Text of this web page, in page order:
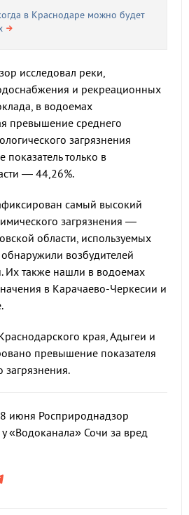
в Краснодаре можно будет
исследовал реки,
и рекреационных
в водоемах
превышение среднего
загрязнения
показатель только в
— 44,26%.
самый высокий
загрязнения —
области, используемых
возбудителей
также нашли в водоемах
в Карачаево-Черкесии и
края, Адыгеи и
превышение показателя
загрязнения.
июня Росприроднадзор
«Водоканала» Сочи за вред